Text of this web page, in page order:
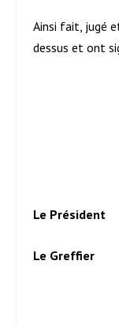
Ainsi fait, jugé
dessus et ont
Le Président
Le Greffier